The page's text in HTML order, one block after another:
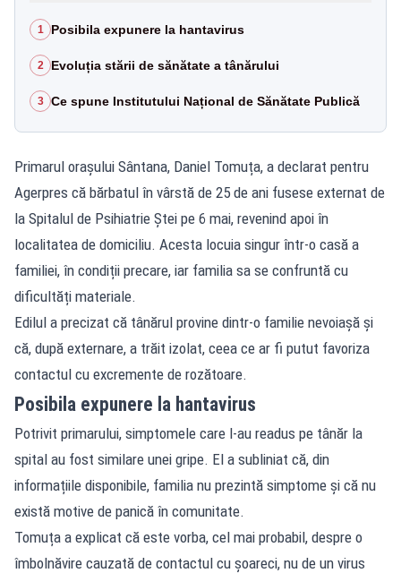
1 Posibila expunere la hantavirus
2 Evoluția stării de sănătate a tânărului
3 Ce spune Institutului Național de Sănătate Publică
Primarul orașului Sântana, Daniel Tomuța, a declarat pentru
Agerpres că bărbatul în vârstă de 25 de ani fusese externat de
la Spitalul de Psihiatrie Ștei pe 6 mai, revenind apoi în
localitatea de domiciliu. Acesta locuia singur într-o casă a
familiei, în condiții precare, iar familia sa se confruntă cu
dificultăți materiale.
Edilul a precizat că tânărul provine dintr-o familie nevoiașă și
că, după externare, a trăit izolat, ceea ce ar fi putut favoriza
contactul cu excremente de rozătoare.
Posibila expunere la hantavirus
Potrivit primarului, simptomele care l-au readus pe tânăr la
spital au fost similare unei gripe. El a subliniat că, din
informațiile disponibile, familia nu prezintă simptome și că nu
există motive de panică în comunitate.
Tomuța a explicat că este vorba, cel mai probabil, despre o
îmbolnăvire cauzată de contactul cu șoareci, nu de un virus